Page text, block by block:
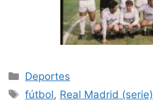
Categorías
Deportes
Etiquetas
fútbol, Real Madrid (serie)